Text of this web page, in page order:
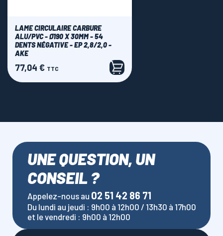
LAME CIRCULAIRE CARBURE
ALU/PVC - Ø190 X 30MM - 54
DENTS NÉGATIVE - EP 2,8/2,0 -
AKE
Prix
77,04 € TTC
UNE QUESTION, UN
CONSEIL ?
Appelez-nous au 02 51 42 86 71
Du lundi au jeudi : 9h00 à 12h00 / 13h30 à 17h00
et le vendredi : 9h00 à 12h00